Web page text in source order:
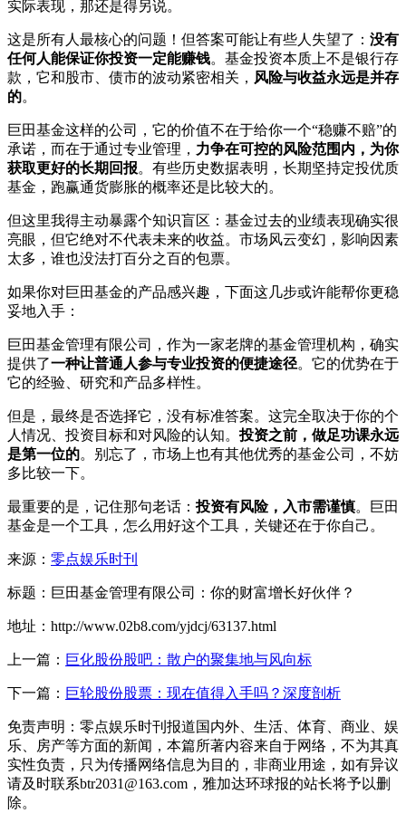
实际表现，那还是得另说。
这是所有人最核心的问题！但答案可能让有些人失望了： 没有
任何人能保证你投资一定能赚钱。基金投资本质上不是银行存
款，它和股市、债市的波动紧密相关， 风险与收益永远是并存
的。
巨田基金这样的公司，它的价值不在于给你一个“稳赚不赔”的
承诺，而在于通过专业管理， 力争在可控的风险范围内，为你
获取更好的长期回报。有些历史数据表明，长期坚持定投优质
基金，跑赢通货膨胀的概率还是比较大的。
但这里我得主动暴露个知识盲区：基金过去的业绩表现确实很
亮眼，但它绝对不代表未来的收益。市场风云变幻，影响因素
太多，谁也没法打百分之百的包票。
如果你对巨田基金的产品感兴趣，下面这几步或许能帮你更稳
妥地入手：
巨田基金管理有限公司，作为一家老牌的基金管理机构，确实
提供了一种让普通人参与专业投资的便捷途径。它的优势在于
它的经验、研究和产品多样性。
但是，最终是否选择它，没有标准答案。这完全取决于你的个
人情况、投资目标和对风险的认知。投资之前，做足功课永远
是第一位的。别忘了，市场上也有其他优秀的基金公司，不妨
多比较一下。
最重要的是，记住那句老话：投资有风险，入市需谨慎。巨田
基金是一个工具，怎么用好这个工具，关键还在于你自己。
来源： 零点娱乐时刊
标题：巨田基金管理有限公司：你的财富增长好伙伴？
地址：http://www.02b8.com/yjdcj/63137.html
上一篇： 巨化股份股吧：散户的聚集地与风向标
下一篇： 巨轮股份股票：现在值得入手吗？深度剖析
免责声明：零点娱乐时刊报道国内外、生活、体育、商业、娱
乐、房产等方面的新闻，本篇所著内容来自于网络，不为其真
实性负责，只为传播网络信息为目的，非商业用途，如有异议
请及时联系btr2031@163.com，雅加达环球报的站长将予以删
除。